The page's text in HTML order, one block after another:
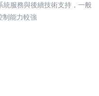
服務與後續技術支持，一般
制能力較強